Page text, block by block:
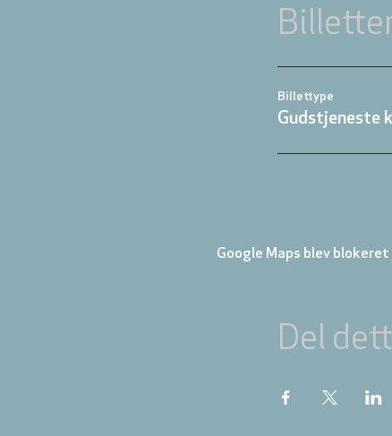
Billettype
Gudstjeneste
Google Maps blev
Del